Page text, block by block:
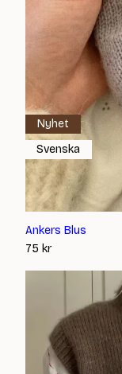
Ankers Blus
75 kr
Nyhet
Svenska